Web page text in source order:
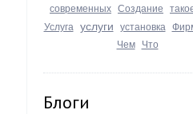
современных Создание
Услуга услуги установка
Чем Что
Блоги